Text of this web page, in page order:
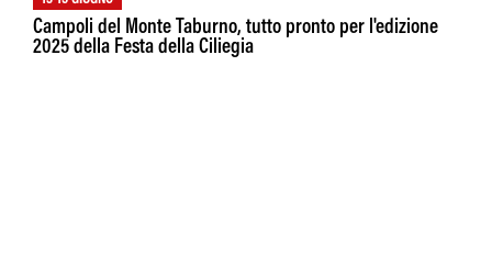
Campoli del Monte Taburno, tutto pronto per l'edizione
2025 della Festa della Ciliegia